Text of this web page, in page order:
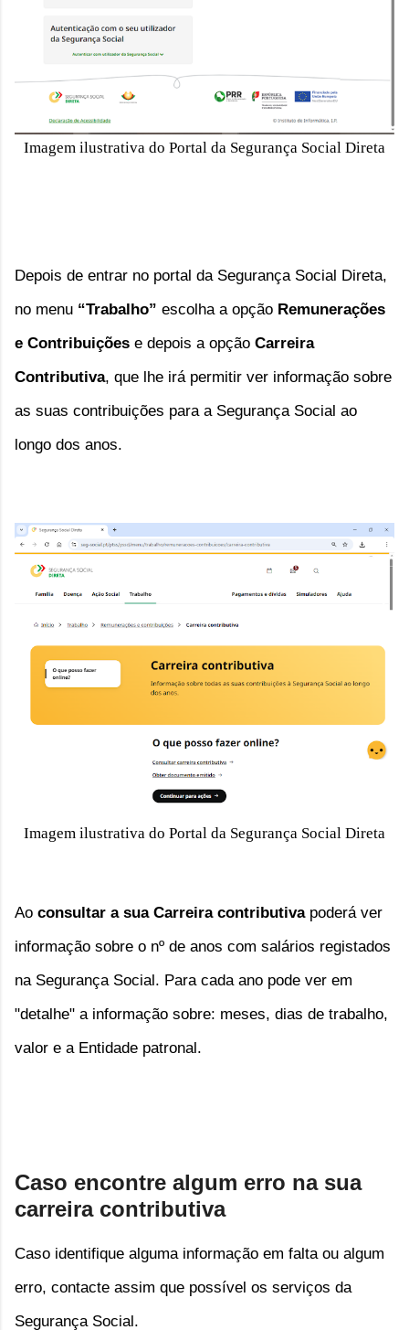
Imagem ilustrativa do Portal da Segurança Social Direta
Depois de entrar no portal da Segurança Social Direta,
no menu “Trabalho” escolha a opção Remunerações
e Contribuições e depois a opção Carreira
Contributiva, que lhe irá permitir ver informação sobre
as suas contribuições para a Segurança Social ao
longo dos anos.
Imagem ilustrativa do Portal da Segurança Social Direta
Ao consultar a sua Carreira contributiva poderá ver
informação sobre o nº de anos com salários registados
na Segurança Social. Para cada ano pode ver em
"detalhe" a informação sobre: meses, dias de trabalho,
valor e a Entidade patronal.
Caso encontre algum erro na sua
carreira contributiva
Caso identifique alguma informação em falta ou algum
erro, contacte assim que possível os serviços da
Segurança Social.